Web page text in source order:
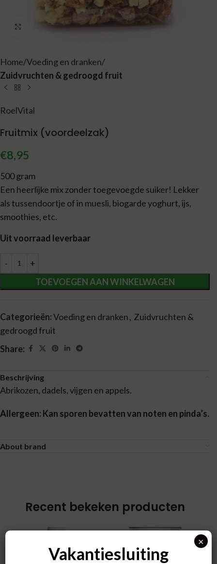
Vergroten
Home Voeding en dranken
Zuidvruchten & gedroogd fruit
RoelVital
Fruitmix (voordeelzak)
€8,95
500 gram
Een heerlijke mix zonder toegevoegde suiker! Lekker
als tussendoortje of in muesli, biogarde yoghurt, ijs,
smoothies, etc.
Uit voorraad leverbaar
TOEVOEGEN AAN WINKELWAGEN
Alternative:
Categorieën:Voeding en dranken, Zuidvruchten &
gedroogd fruit
Share:
Beschrijving
Abrikozen, dadels, vijgen en appels.
Allergeen: Kan sporen bevatten van noten en pinda’s.
About brand
Recent bekeken producten
Vakantiesluiting
×